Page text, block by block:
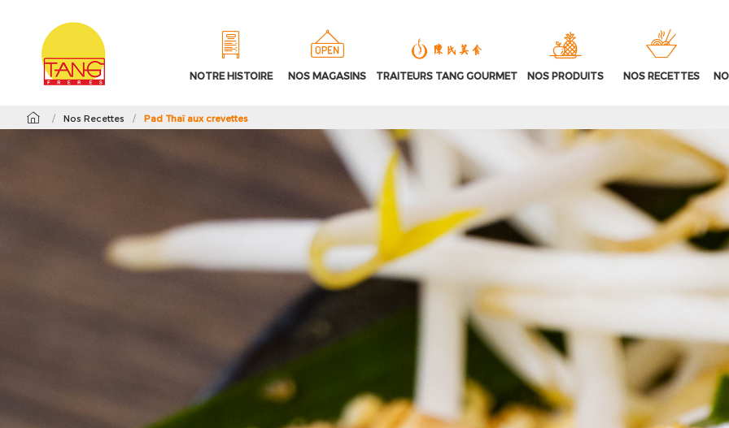
NOTRE HISTOIRE NOS MAGASINS TRAITEURS TANG GOURMET NOS PRODUITS NOS RECETTES
/ Nos Recettes / Pad Thaï aux crevettes